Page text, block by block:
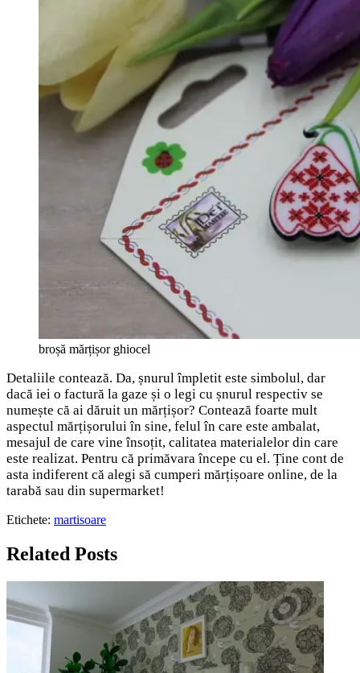
broșă mărțișor ghiocel
Detaliile contează. Da, șnurul împletit este simbolul, dar
dacă iei o factură la gaze și o legi cu șnurul respectiv se
numește că ai dăruit un mărțișor? Contează foarte mult
aspectul mărțișorului în sine, felul în care este ambalat,
mesajul de care vine însoțit, calitatea materialelor din care
este realizat. Pentru că primăvara începe cu el. Ține cont de
asta indiferent că alegi să cumperi mărțișoare online, de la
tarabă sau din supermarket!
Etichete: martisoare
Related Posts